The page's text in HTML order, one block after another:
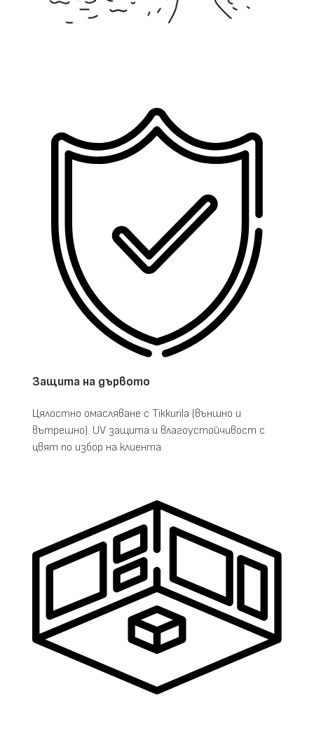
Защита на дървото
Цялостно омасляване с Tikkurila (външно и
вътрешно). UV защита и влагоустойчивост с
цвят по избор на клиента.